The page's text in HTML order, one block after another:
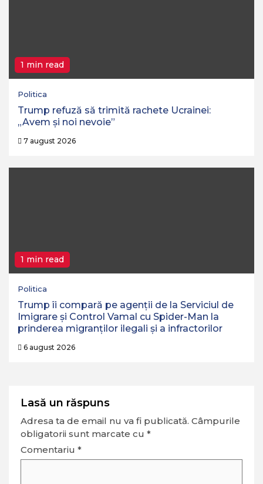
1 min read
Politica
Trump refuză să trimită rachete Ucrainei:
„Avem și noi nevoie”
7 august 2026
1 min read
Politica
Trump îi compară pe agenții de la Serviciul de
Imigrare și Control Vamal cu Spider-Man la
prinderea migranților ilegali și a infractorilor
6 august 2026
Lasă un răspuns
Adresa ta de email nu va fi publicată. Câmpurile
obligatorii sunt marcate cu *
Comentariu *